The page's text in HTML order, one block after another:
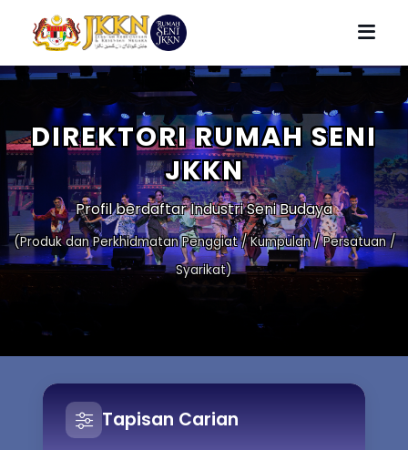
DIREKTORI RUMAH SENI
JKKN
Profil berdaftar Industri Seni Budaya
(Produk dan Perkhidmatan Penggiat / Kumpulan / Persatuan /
Syarikat)
Tapisan Carian